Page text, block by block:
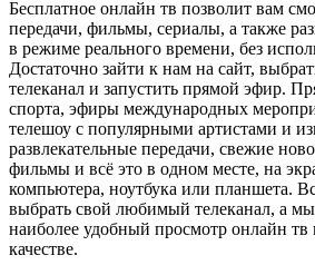
Бесплатное онлайн тв позволит вам
передачи, фильмы, сериалы, а также
в режиме реального времени, без
Достаточно зайти к нам на сайт,
телеканал и запустить прямой эфир.
спорта, эфиры международных
телешоу с популярными артистами и
развлекательные передачи, свежие
фильмы и всё это в одном месте, на
компьютера, ноутбука или планшета.
выбрать свой любимый телеканал, а
наиболее удобный просмотр онлайн
качестве.